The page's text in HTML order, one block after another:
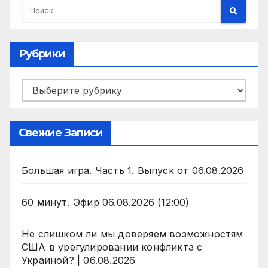
Рубрики
Рубрики
Свежие Записи
Большая игра. Часть 1. Выпуск от 06.08.2026
60 минут. Эфир 06.08.2026 (12:00)
Не слишком ли мы доверяем возможностям
США в урегулировании конфликта с
Украиной? | 06.08.2026